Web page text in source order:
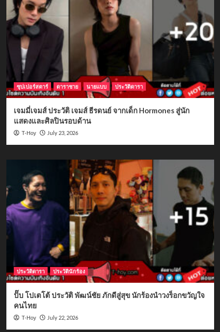
ซุปเปอร์สตาร์ ดาราชาย นายแบบ ประวัติดารา
เจมมี่เจมส์ ประวัติ เจมส์ ธีรดนย์ จากเด็ก Hormones สู่นัก
แสดงและศิลปินรอบด้าน
T-Hoy July 23, 2026
ประวัติดารา ประวัตินักร้อง
ปั๊บ โปเตโต้ ประวัติ พัฒน์ชัย ภักดีสู่สุข นักร้องนำวงร็อกขวัญใจ
คนไทย
T-Hoy July 22, 2026